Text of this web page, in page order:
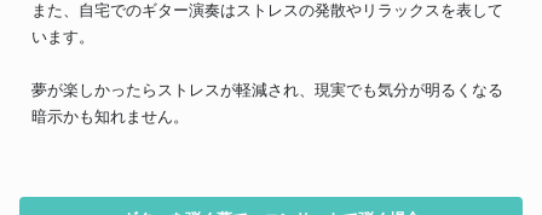
また、自宅でのギター演奏はストレスの発散やリラックスを表して
います。
夢が楽しかったらストレスが軽減され、現実でも気分が明るくなる
暗示かも知れません。